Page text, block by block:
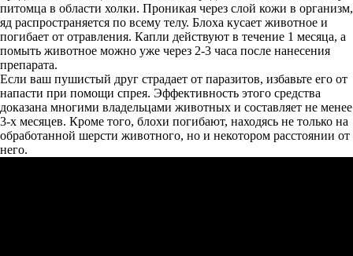
питомца в области холки. Проникая через слой кожи в организм,
яд распространяется по всему телу. Блоха кусает животное и
погибает от отравления. Капли действуют в течение 1 месяца, а
помыть животное можно уже через 2-3 часа после нанесения
препарата.
Если ваш пушистый друг страдает от паразитов, избавьте его от
напасти при помощи спрея. Эффективность этого средства
доказана многими владельцами животных и составляет не менее
3-х месяцев. Кроме того, блохи погибают, находясь не только на
обработанной шерсти животного, но и некотором расстоянии от
него.